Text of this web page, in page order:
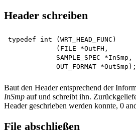
Header schreiben
typedef int (WRT_HEAD_FUNC)
            (FILE *OutFH,
            SAMPLE_SPEC *InSmp,
Baut den Header entsprechend der
InSmp auf und schreibt ihn.
Header geschrieben werden konnte, 0
File abschließen